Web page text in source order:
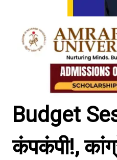
Budget
कंपकंपी!,